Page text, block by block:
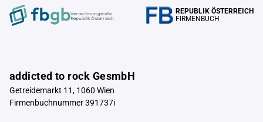
Verrechnungstelle
Republik Österreich
REPUBLIK ÖSTERREICH
FIRMENBUCH
addicted to rock GesmbH
Getreidemarkt 11, 1060 Wien
Firmenbuchnummer 391737i